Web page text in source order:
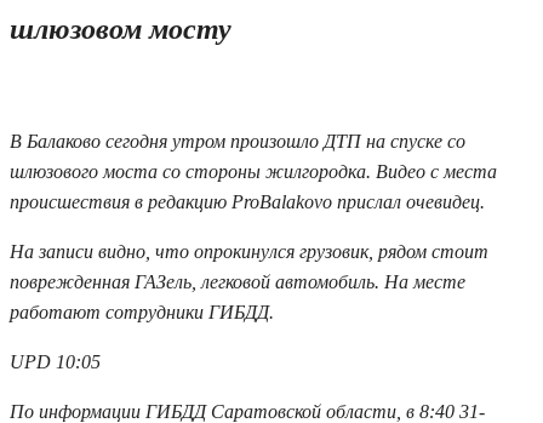
шлюзовом мосту
В Балаково сегодня утром произошло ДТП на спуске со
шлюзового моста со стороны жилгородка. Видео с места
происшествия в редакцию ProBalakovo прислал очевидец.
На записи видно, что опрокинулся грузовик, рядом стоит
поврежденная ГАЗель, легковой автомобиль. На месте
работают сотрудники ГИБДД.
UPD 10:05
По информации ГИБДД Саратовской области, в 8:40 31-